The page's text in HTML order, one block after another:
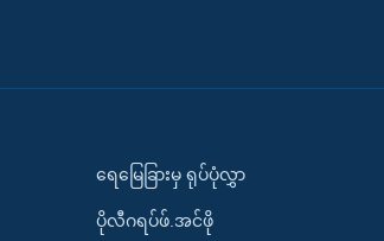
ရေမြေခြားမှ ရုပ်ပုံလွှာ
ပိုလီဂရပ်ဖ်.အင်ဖို